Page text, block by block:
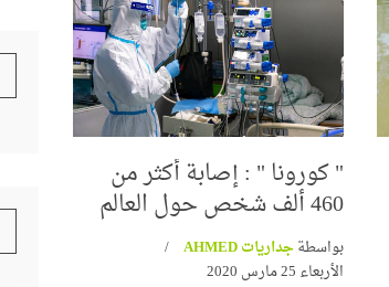
" كورونا " : إصابة أكثر من
460 ألف شخص حول العالم
بواسطةجداريات AHMED
الأربعاء 25 مارس 2020